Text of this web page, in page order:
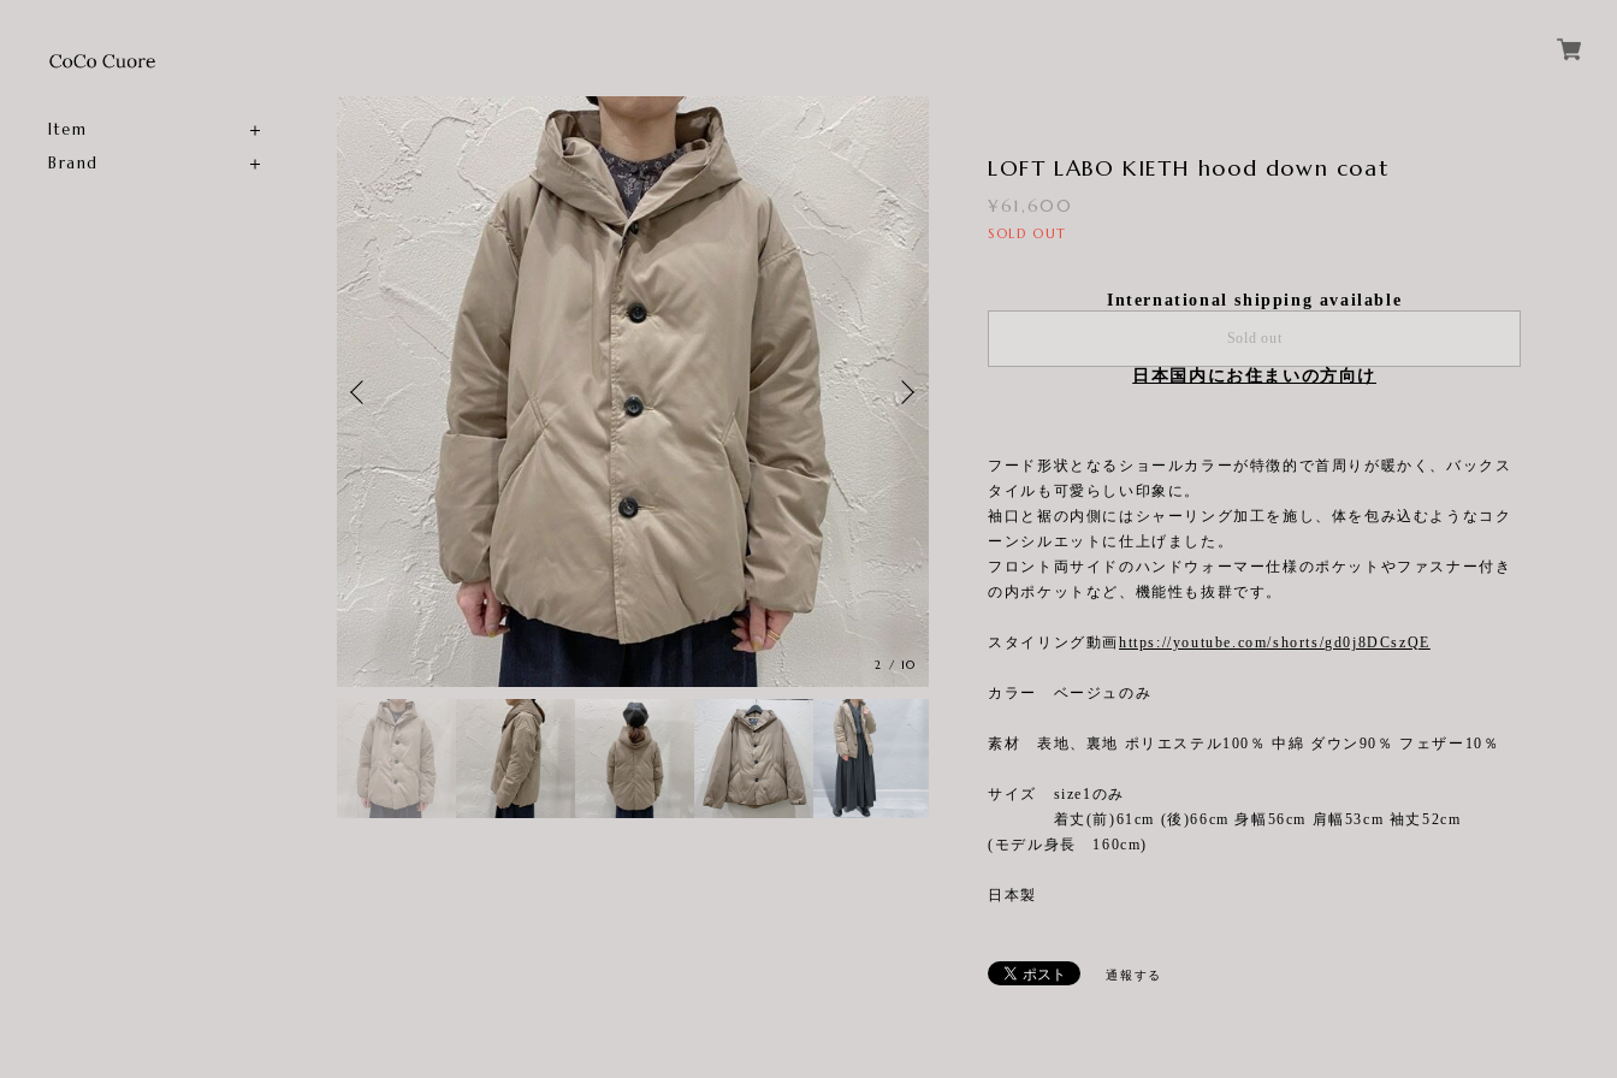
Item
Brand
2 / 10
LOFT LABO KIETH hood down coat
¥61,600
SOLD OUT
International shipping available
Sold out
日本国内にお住まいの方向け
フード形状となるショールカラーが特徴的で首周りが暖かく、バックス
タイルも可愛らしい印象に。
袖口と裾の内側にはシャーリング加工を施し、体を包み込むようなコク
ーンシルエットに仕上げました。
フロント両サイドのハンドウォーマー仕様のポケットやファスナー付き
の内ポケットなど、機能性も抜群です。
スタイリング動画https://youtube.com/shorts/gd0j8DCszQE
カラー ベージュのみ
素材 表地、裏地 ポリエステル100％ 中綿 ダウン90％ フェザー10％
サイズ size1のみ
着丈(前)61cm (後)66cm 身幅56cm 肩幅53cm 袖丈52cm
(モデル身長 160cm)
日本製
通報する